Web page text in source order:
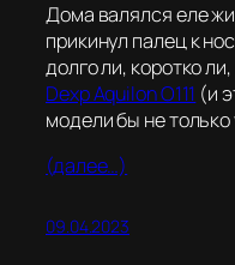
Дома валялся еле
прикинул палецк
долго ли, коротко
Dexp Aquilon O111 (и
модели бы не только
(далее…)
09.04.2023